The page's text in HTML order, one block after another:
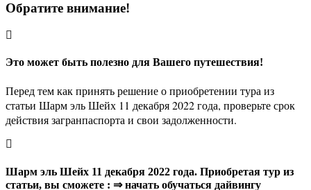
Обратите внимание!
Это может быть полезно для Вашего путешествия!
Перед тем как принять решение о приобретении тура из
статьи Шарм эль Шейх 11 декабря 2022 года, проверьте срок
действия загранпаспорта и свои задолженности.
Шарм эль Шейх 11 декабря 2022 года. Приобретая тур из
статьи, вы сможете : ⇒ начать обучаться дайвингу